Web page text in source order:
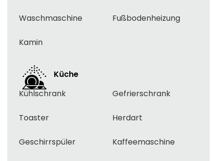
Waschmaschine Fußbodenheizung
Kamin
Küche
Kühlschrank
Gefrierschrank
Toaster Herdart
Geschirrspüler Kaffeemaschine